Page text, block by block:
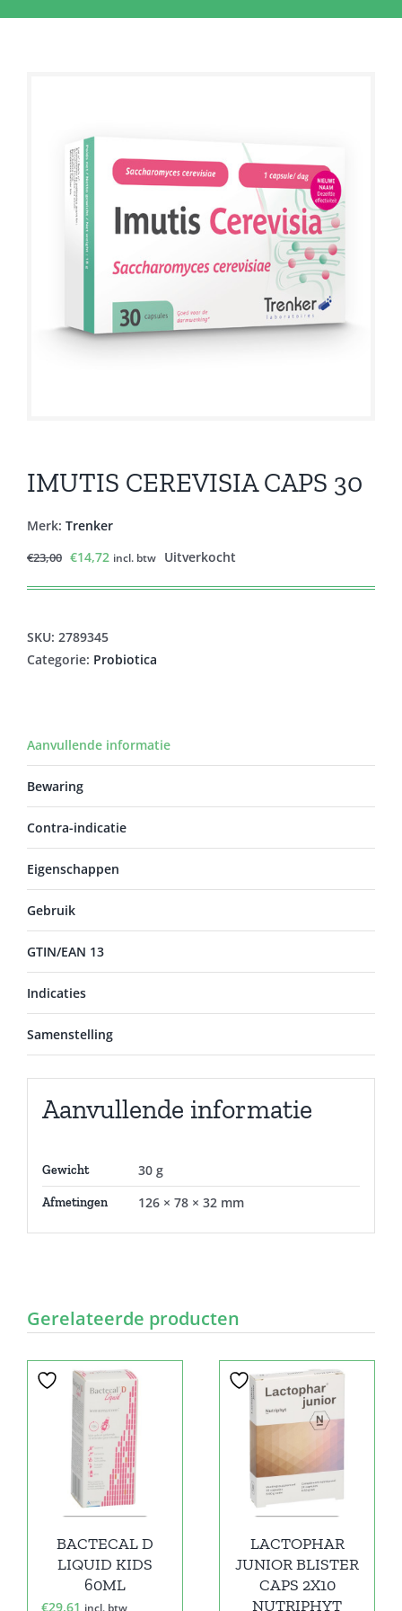
IMUTIS CEREVISIA CAPS 30
Merk: Trenker
€23,00 Oorspronkelijke
€14,72Huidige
incl. btw Uitverkocht
SKU: 2789345
Categorie: Probiotica
Aanvullende informatie
Bewaring
Contra-indicatie
Eigenschappen
Gebruik
GTIN/EAN 13
Indicaties
Samenstelling
Aanvullende informatie
Gewicht 30 g
Afmetingen 126 × 78 × 32 mm
Gerelateerde producten
BACTECAL D
LIQUID KIDS
60ML
€29,61 incl. btw
LACTOPHAR
JUNIOR BLISTER
CAPS 2X10
NUTRIPHYT